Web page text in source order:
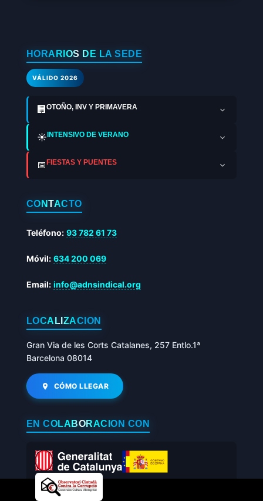
HORARIOS DE LA SEDE
VÁLIDO 2026
🏢 OTOÑO, INV Y PRIMAVERA
☀️INTENSIVO DE VERANO
📅FIESTAS Y PUENTES
CONTACTO
Teléfono: 93 782 61 73
Móvil: 634 200 069
Email: info@adnsindical.org
LOCALIZACIÓN
Gran Via de les Corts Catalanes, 257 Entlo.1ª
Barcelona 08014
CÓMO LLEGAR
EN COLABORACIÓN CON